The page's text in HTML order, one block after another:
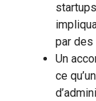
par des
Un
ce